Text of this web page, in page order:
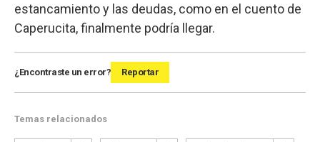
estancamiento y las deudas, como en el cuento de
Caperucita, finalmente podría llegar.
¿Encontraste un error? Reportar
Temas relacionados